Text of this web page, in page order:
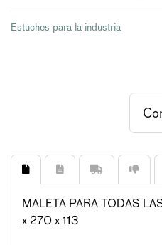
Estuches para la industria
MALETA PARA TODAS
x 270 x 113